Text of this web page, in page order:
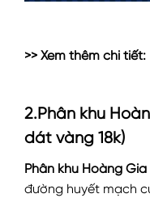
>> Xem thêm chi tiết:
2.Phân khu
dát vàng 18k)
Phân khu Hoàng Gia
đường huyết mạch